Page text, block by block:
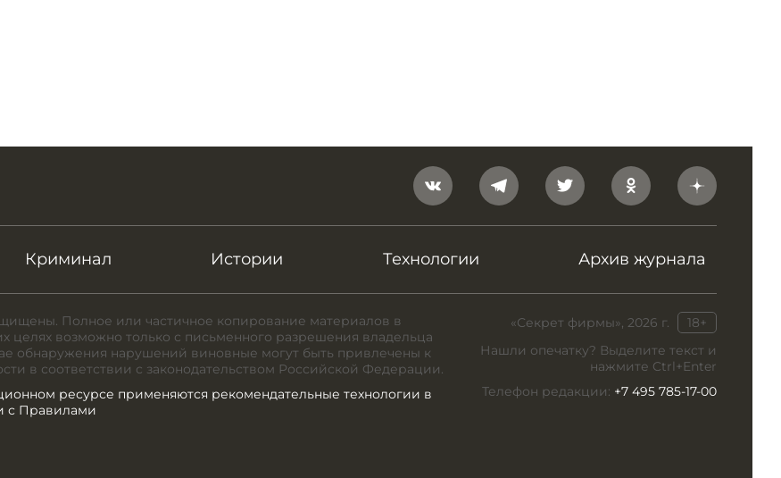
Криминал Истории Технологии Архив журнала
«Секрет фирмы», 2026 г.
18+
Нашли опечатку? Выделите текст и
нажмите Ctrl+Enter
Телефон редакции: +7 495 785-17-00
Полное или частичное копирование материалов в
целях возможно только с письменного разрешения владельца
обнаружения нарушений виновные могут быть привлечены к
в соответствии с законодательством Российской Федерации.
ресурсе применяются рекомендательные технологии в
с Правилами